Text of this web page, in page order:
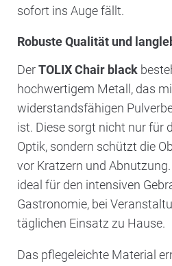
sofort ins Auge fällt.
Robuste Qualität und
DerTOLIX Chair black
hochwertigem Metall, das
widerstandsfähigen
ist. Diese sorgt nicht nur für
Optik, sondern schützt die
vor Kratzern und
ideal für den intensiven
Gastronomie, bei
täglichen Einsatz zu Hause.
Das pflegeleichte Material